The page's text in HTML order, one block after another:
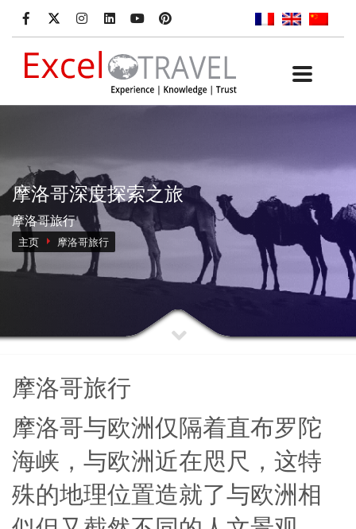
摩洛哥深度探索之旅
摩洛哥旅行
主页 摩洛哥旅行
摩洛哥旅行
摩洛哥与欧洲仅隔着直布罗陀
海峡，与欧洲近在咫尺，这特
殊的地理位置造就了与欧洲相